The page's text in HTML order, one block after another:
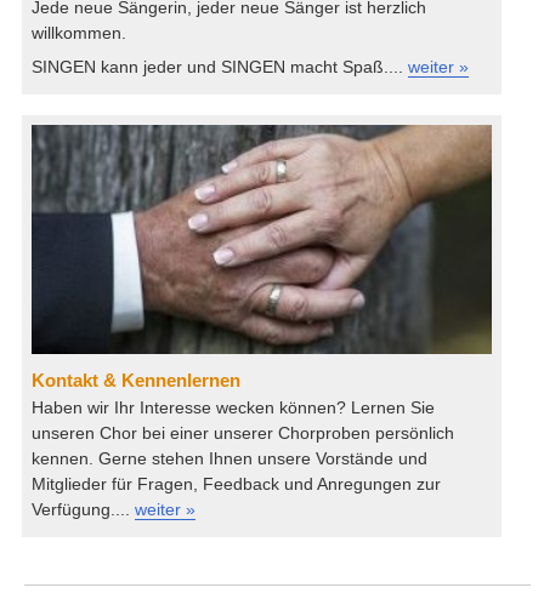
Jede neue Sängerin, jeder neue Sänger ist herzlich
willkommen.
SINGEN kann jeder und SINGEN macht Spaß....weiter »
Kontakt & Kennenlernen
Haben wir Ihr Interesse wecken können? Lernen Sie
unseren Chor bei einer unserer Chorproben persönlich
kennen. Gerne stehen Ihnen unsere Vorstände und
Mitglieder für Fragen, Feedback und Anregungen zur
Verfügung....weiter »